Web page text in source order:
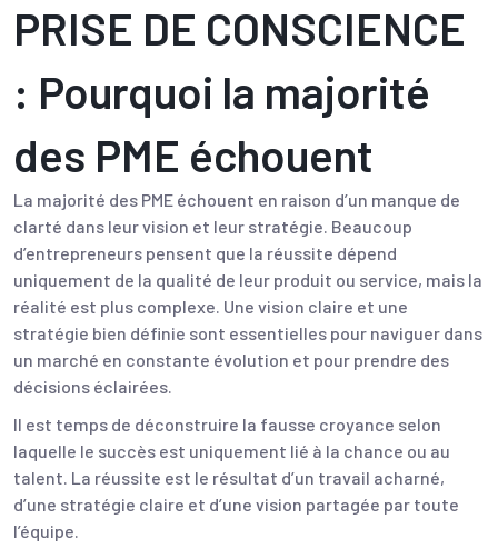
PRISE DE CONSCIENCE
: Pourquoi la majorité
des PME échouent
La majorité des PME échouent en raison d’un manque de
clarté dans leur vision et leur stratégie. Beaucoup
d’entrepreneurs pensent que la réussite dépend
uniquement de la qualité de leur produit ou service, mais la
réalité est plus complexe. Une vision claire et une
stratégie bien définie sont essentielles pour naviguer dans
un marché en constante évolution et pour prendre des
décisions éclairées.
Il est temps de déconstruire la fausse croyance selon
laquelle le succès est uniquement lié à la chance ou au
talent. La réussite est le résultat d’un travail acharné,
d’une stratégie claire et d’une vision partagée par toute
l’équipe.